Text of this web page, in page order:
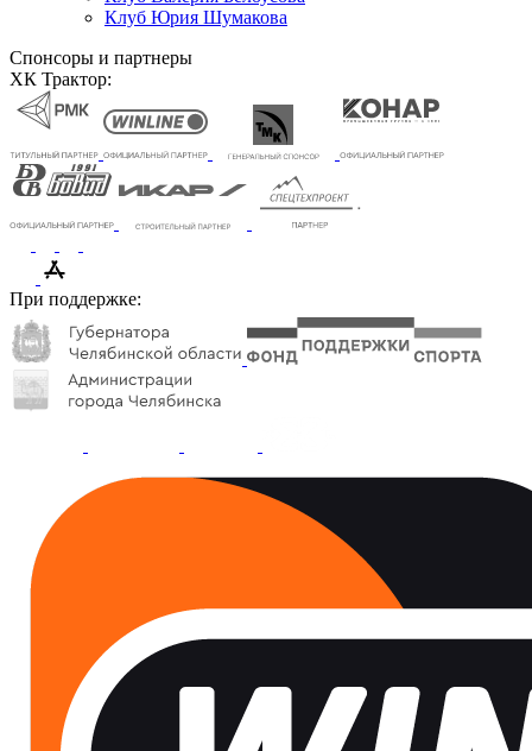
Клуб Юрия Шумакова
Спонсоры и партнеры
ХК Трактор:
При поддержке: